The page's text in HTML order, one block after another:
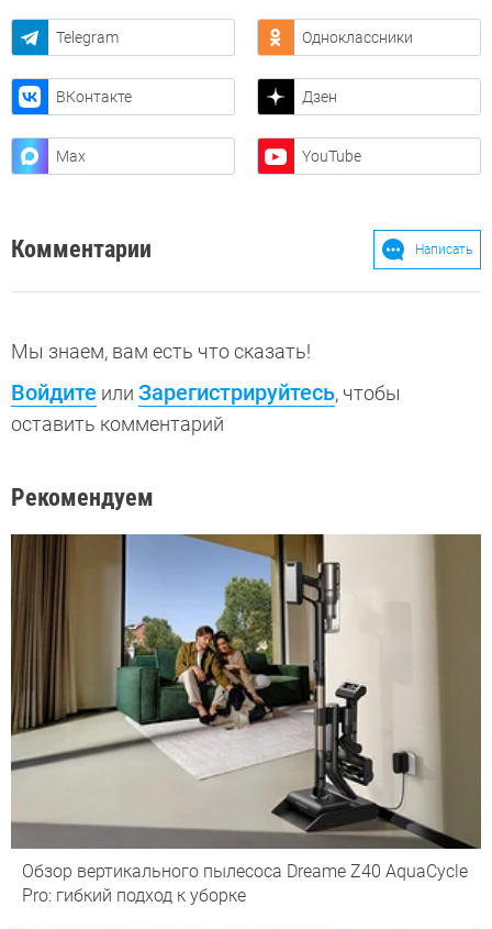
Telegram Одноклассники
ВКонтакте Дзен
Max YouTube
Комментарии Написать
Мы знаем, вам есть что сказать!
Войдите или Зарегистрируйтесь, чтобы
оставить комментарий
Рекомендуем
Обзор вертикального пылесоса Dreame Z40 AquaCycle
Pro: гибкий подход к уборке